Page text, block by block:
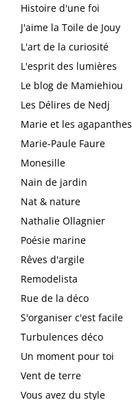
Histoire d'une foi
J'aime la Toile de Jouy
L'art de la curiosité
L'esprit des lumières
Le blog de Mamiehiou
Les Délires de Nedj
Marie et les agapanthes
Marie-Paule Faure
Monesille
Nain de jardin
Nat & nature
Nathalie Ollagnier
Poésie marine
Rêves d'argile
Remodelista
Rue de la déco
S'organiser c'est facile
Turbulences déco
Un moment pour toi
Vent de terre
Vous avez du style